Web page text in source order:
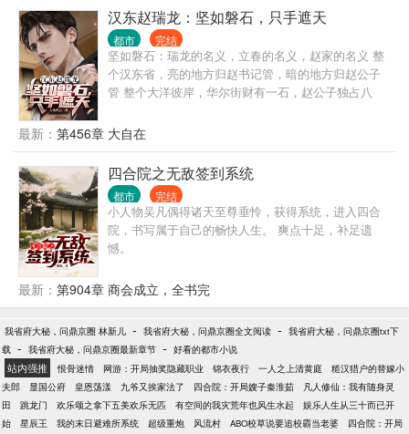
汉东赵瑞龙：坚如磐石，只手遮天
都市 完结
坚如磐石：瑞龙的名义，立春的名义，赵家的名义 整
个汉东省，亮的地方归赵书记管，暗的地方归赵公子
管 整个大洋彼岸，华尔街财有一石，赵公子独占八
论谁在管，赵公子在的地方，都统一归赵公子管 年轻
气盛刘华强，疯癫狂傲苗青山，无法无天谢文东，胜
天半子祁同伟，逆天改命黎志田，绿藤大佬高明远，
全村带富林耀东，横扫港城张世豪… 黎志田：钱外有
钱，官上还有官，赵公子便是我最后的底牌 郑刚：赵
公子是大船我是小船。哦不对，在赵家人面前，我什
么都不是 林耀东：带塔寨的年轻人在南亚开厂淘金，
风险低利润高，为赵家打工未来有盼头 陆秉坤：赵公
才累死累活了 侯亮平：亚洲地下组织部部长，这个赵
瑞龙不好对付啊 钟小艾：手握科技命脉~富可敌国，
已经是上面的手套，只可与其合作，不能让其成为阶
下囚！ 祁同伟：感谢赵公子让我与高小琴白头到老 沙
瑞金：被赵瑞龙抓了小辫子，掀桌便是两败俱伤 高育
良：被赵瑞龙拿捏，不算窝囊 李达康：虎父无犬子，
瑞龙不简单 赵啸声：昌武市赵家，惹不起汉东省赵家
高明远：我想谈生意，赵公子偏要跟我谈生死 赵德
最新： 第456章 大自在
四合院之无敌签到系统
都市 完结
小人物吴凡偶得诸天至尊垂怜，获得系统，进入四合
院，书写属于自己的畅快人生。 爽点十足，补足遗
憾。
最新： 第904章 商会成立，全书完
我省府大秘，问鼎京圈 林新儿 - 我省府大秘，问鼎京圈全文阅读 - 我省府大秘，问鼎京圈txt下
载 - 我省府大秘，问鼎京圈最新章节 - 好看的都市小说
站内强推 恨骨迷情 网游：开局抽奖隐藏职业 锦衣夜行 一人之上清黄庭
糙汉猎户的替嫁小
夫郎
显国公府 皇恩荡漾 九爷又挨家法了 四合院：开局嫂子秦淮茹
凡人修仙：我有随身灵
田
跳龙门 欢乐颂之拿下五美欢乐无匹 有空间的我灾荒年也风生水起
娱乐人生从三十而已开
始
星辰王 我的末日避难所系统 超级重炮 风流村 ABO校草说要追校霸当老婆
四合院：开局